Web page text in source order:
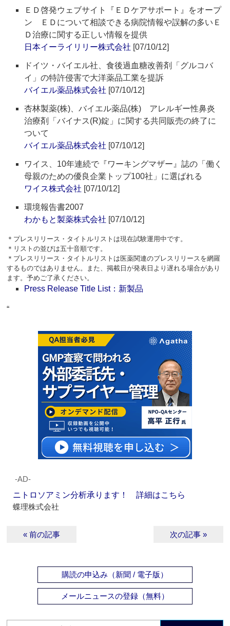
ＥＤ啓発ウェブサイト『ＥＤケアサポート』をオープ
ン ＥＤについて相談できる病院情報や誤解の多いＥ
Ｄ治療に関する正しい情報を提供
日本イーライリリー株式会社 [07/10/12]
ドイツ・バイエル社、食後過血糖改善剤「グルコバ
イ」の特許侵害で大洋薬品工業を提訴
バイエル薬品株式会社 [07/10/12]
杏林製薬(株)、バイエル薬品(株) アレルギー性鼻炎
治療剤「バイナス(R)錠」に関する共同販売の終了に
ついて
バイエル薬品株式会社 [07/10/12]
ワイス、10年連続で『ワーキングマザー』誌の「働く
母親のための優良企業トップ100社」に選ばれる
ワイス株式会社 [07/10/12]
環境報告書2007
わかもと製薬株式会社 [07/10/12]
＊プレスリリース・タイトルリストは現在試験運用中です。
＊リストの並びは五十音順です。
＊プレスリリース・タイトルリストは医薬関連のプレスリリースを網羅
するものではありません。また、掲載日が発表日より遅れる場合があり
ます。予めご了承ください。
Press Release Title List：新製品
“
‐AD‐
ニトロソアミン分析承ります！ 詳細はこちら
蝶理株式会社
« 前の記事 次の記事 »
購読の申込み（新聞 / 電子版）
メールニュースの登録（無料）